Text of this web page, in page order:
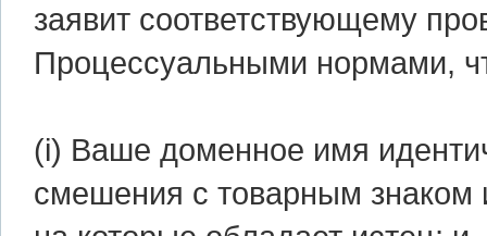
заявит соответствующему
Процессуальными нормами,
(i) Ваше доменное имя
смешения с товарным знаком